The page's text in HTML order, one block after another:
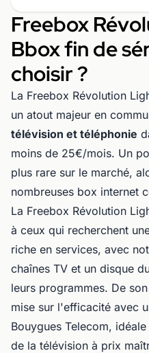
Freebox
Bbox fin de
choisir ?
La Freebox Révolution
un atout majeur en
télévision et téléphonie
moins de 25€/mois. Un
plus rare sur le marché,
nombreuses box internet
La Freebox Révolution
à ceux qui recherchent
riche en services, avec
chaînes TV et un disque
leurs programmes. De
mise sur l'efficacité avec
Bouygues Telecom,
de la télévision à prix